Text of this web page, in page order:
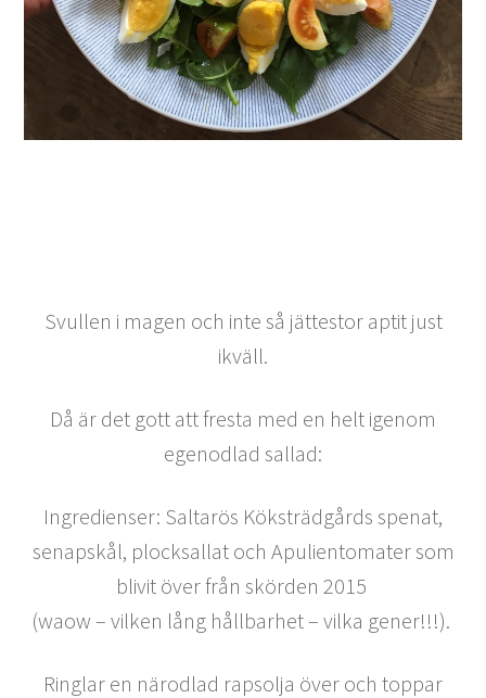
Svullen i magen och inte så jättestor aptit just
ikväll.
Då är det gott att fresta med en helt igenom
egenodlad sallad:
Ingredienser: Saltarös Köksträdgårds spenat,
senapskål, plocksallat och Apulientomater som
blivit över från skörden 2015
(waow – vilken lång hållbarhet – vilka gener!!!).
Ringlar en närodlad rapsolja över och toppar